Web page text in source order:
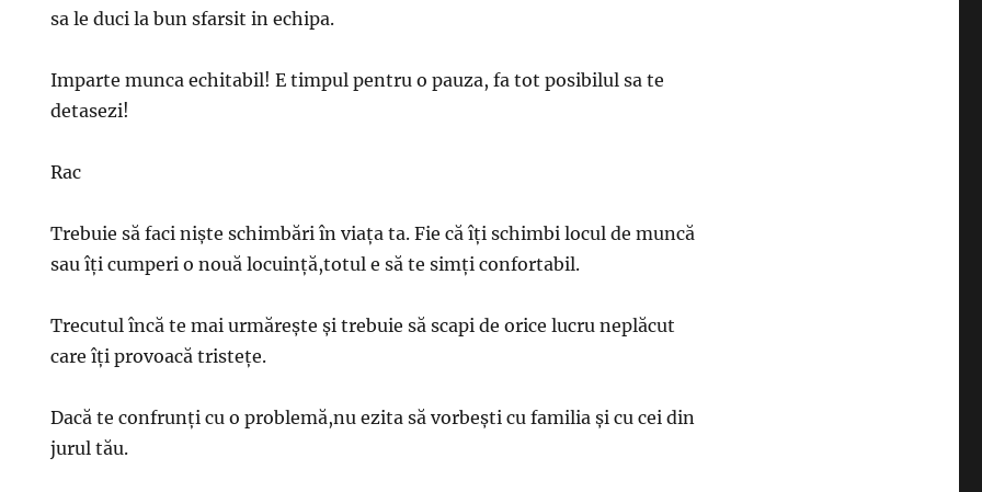
sa le duci la bun sfarsit in echipa.
Imparte munca echitabil! E timpul pentru o pauza, fa tot posibilul sa te
detasezi!
Rac
Trebuie să faci nişte schimbări în viaţa ta. Fie că îţi schimbi locul de muncă
sau îţi cumperi o nouă locuinţă,totul e să te simţi confortabil.
Trecutul încă te mai urmăreşte şi trebuie să scapi de orice lucru neplăcut
care îţi provoacă tristeţe.
Dacă te confrunţi cu o problemă,nu ezita să vorbeşti cu familia şi cu cei din
jurul tău.